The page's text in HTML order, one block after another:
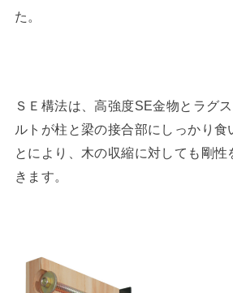
た。
ＳＥ構法は、高強度SE金物とラグ
ルトが柱と梁の接合部にしっかり食
とにより、木の収縮に対しても剛
きます。